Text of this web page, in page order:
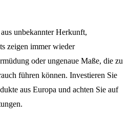
unbekannter Herkunft,
zeigen immer wieder
oder ungenaue Maße, die zu
führen können. Investieren Sie
aus Europa und achten Sie auf